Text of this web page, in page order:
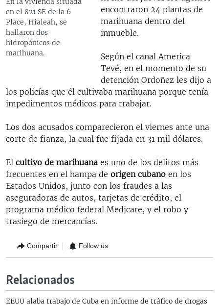
en el 821 SE de la 6
Place, Hialeah, se
hallaron dos
hidropónicos de
marihuana.
encontraron 24 plantas de
marihuana dentro del
inmueble.
Según el canal America
Tevé, en el momento de su
detención Ordoñez les dijo a
los policías que él cultivaba marihuana porque tenía
impedimentos médicos para trabajar.
Los dos acusados comparecieron el viernes ante una
corte de fianza, la cual fue fijada en 31 mil dólares.
El cultivo de marihuana es uno de los delitos más
frecuentes en el hampa de origen cubano en los
Estados Unidos, junto con los fraudes a las
aseguradoras de autos, tarjetas de crédito, el
programa médico federal Medicare, y el robo y
trasiego de mercancías.
Compartir Follow us
Relacionados
EEUU alaba trabajo de Cuba en informe de tráfico de drogas